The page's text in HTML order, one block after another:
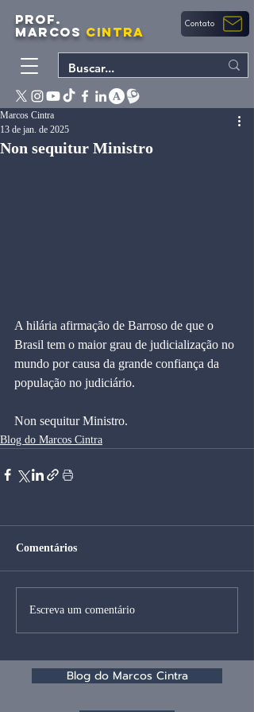
PROF.
MARCOS CINTRA Contato
Non sequitur Ministro
Marcos Cintra
13 de jan. de 2025
A hilária afirmação de Barroso de que o
Brasil tem o maior grau de judicialização no
mundo por causa da grande confiança da
população no judiciário.
Non sequitur Ministro.
Blog do Marcos Cintra
Comentários
Escreva um comentário
Blog do Marcos Cintra